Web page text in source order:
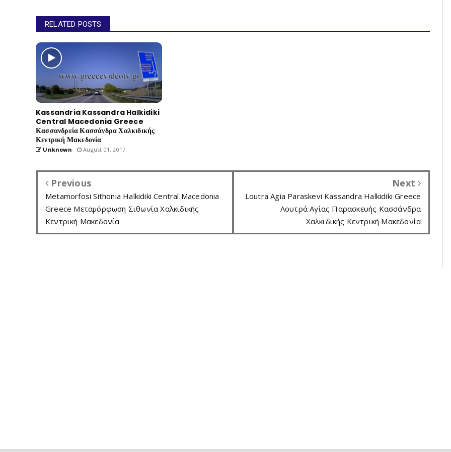
RELATED POSTS
Kassandria Kassandra Halkidiki
Central Macedonia Greece
Κασσανδρεία Κασσάνδρα Χαλκιδικής
Κεντρική Μακεδονία
Unknown August 01, 2017
Previous
Metamorfosi Sithonia Halkidiki Central Macedonia
Greece Μεταμόρφωση Σιθωνία Χαλκιδικής
Κεντρική Μακεδονία
Next
Loutra Agia Paraskevi Kassandra Halkidiki Greece
Λουτρά Αγίας Παρασκευής Κασσάνδρα
Χαλκιδικής Κεντρική Μακεδονία